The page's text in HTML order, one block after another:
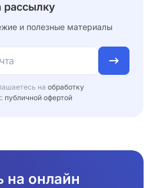
рассылку
и полезные материалы
на обработку
публичной офертой
на онлайн